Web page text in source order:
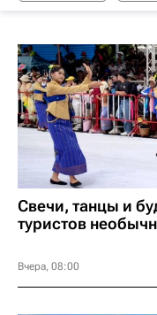
Свечи, танцы и
туристов
Вчера, 08:00